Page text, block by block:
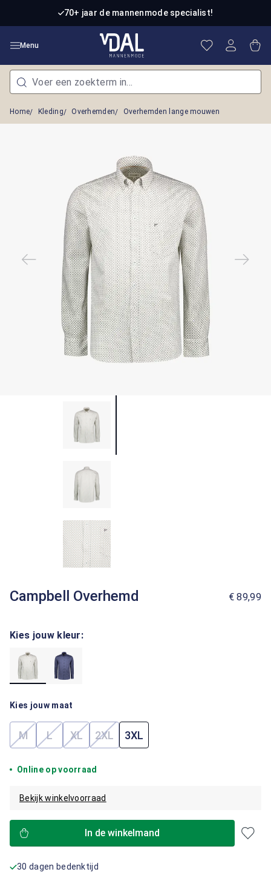
Ga naar de hoofdinhoud70+ jaar de mannenmode specialist!
Menu Je hebt 0
Home Kleding Overhemden Overhemden lange mouwen
Campbell Overhemd € 89,99
Kies jouw kleur:
Kies jouw maat
M(Deze optie is momenteel niet beschikbaar.)
L(Deze optie is momenteel niet beschikbaar.)
XL(Deze optie is momenteel niet beschikbaar.)
2XL(Deze optie is momenteel niet
3XL
Online op voorraad
Bekijk winkelvoorraad
In de winkelmand
30 dagen bedenktijd